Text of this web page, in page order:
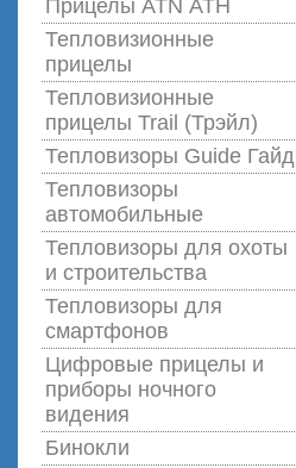
Прицелы ATN АТН
Тепловизионные
прицелы
Тепловизионные
прицелы Trail (Трэйл)
Тепловизоры Guide Гайд
Тепловизоры
автомобильные
Тепловизоры для охоты
и строительства
Тепловизоры для
смартфонов
Цифровые прицелы и
приборы ночного
видения
Бинокли